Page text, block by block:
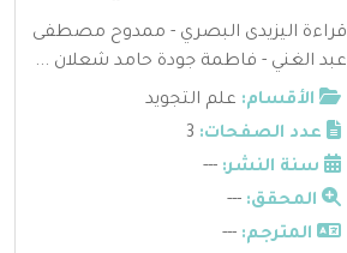
قراءة اليزيدى البصري - ممدوح مصطفى
عبد الغني - فاطمة جودة حامد شعلان ...
الأقسام: علم التجويد
عدد الصفحات:
سنة النشر: ---
المحقق: ---
المترجم: ---